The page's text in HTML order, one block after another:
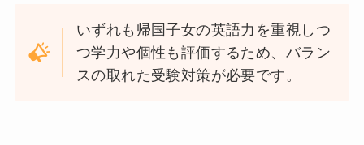
いずれも帰国子女の英語力を重視しつ
つ学力や個性も評価するため、バラン
スの取れた受験対策が必要です。